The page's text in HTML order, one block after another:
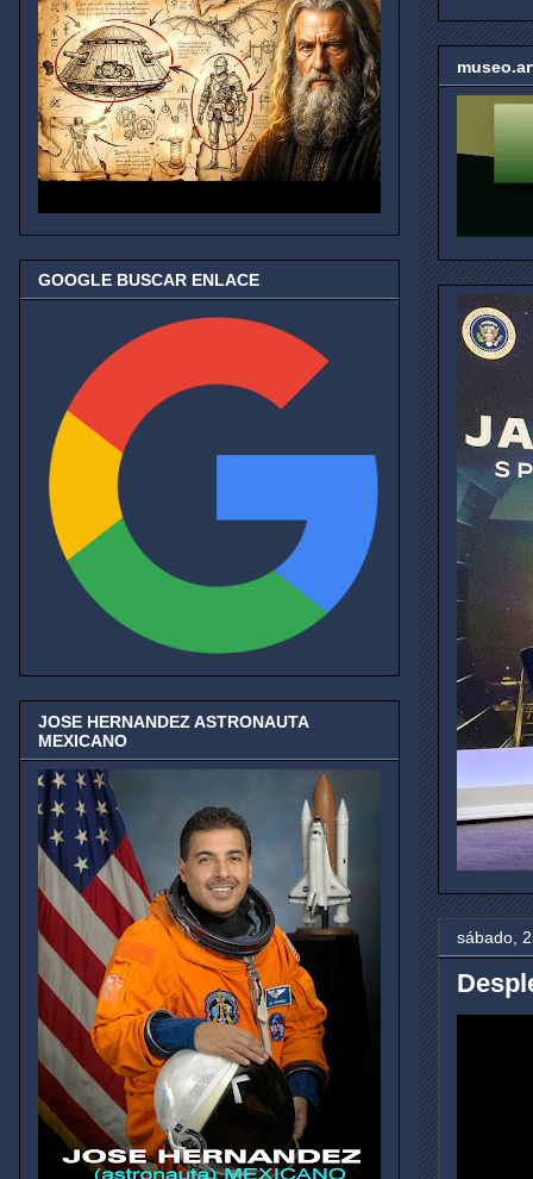
sábado,
GOOGLE BUSCAR ENLACE
JOSE HERNANDEZ ASTRONAUTA
MEXICANO